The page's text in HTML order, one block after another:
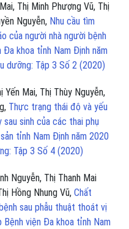
Thị Minh Phượng Vũ, Thị
Nguyễn, Nhu cầu tìm
của người nhà người bệnh
Đa khoa tỉnh Nam Định năm
dưỡng: Tập 3 Số 2 (2020)
Yến Mai, Thị Thùy Nguyễn,
Thực trạng thái độ và yếu
sinh của các thai phụ
tỉnh Nam Định năm 2020
Tập 3 Số 4 (2020)
Nguyễn, Thị Thanh Mai
Hồng Nhung Vũ, Chất
sau phẫu thuật thoát vị
viện Đa khoa tỉnh Nam